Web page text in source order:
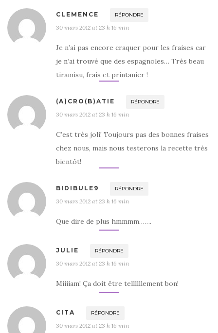
CLEMENCE RÉPONDRE
30 mars 2012 at 23 h 16 min
Je n’ai pas encore craquer pour les fraises car
je n’ai trouvé que des espagnoles… Très beau
tiramisu, frais et printanier !
(A)CRO(B)ATIE RÉPONDRE
30 mars 2012 at 23 h 16 min
C’est très joli! Toujours pas des bonnes fraises
chez nous, mais nous testerons la recette très
bientôt!
BIDIBULE9 RÉPONDRE
30 mars 2012 at 23 h 16 min
Que dire de plus hmmmm…….
JULIE RÉPONDRE
30 mars 2012 at 23 h 16 min
Miiiiam! Ça doit être tellllllement bon!
CITA RÉPONDRE
30 mars 2012 at 23 h 16 min